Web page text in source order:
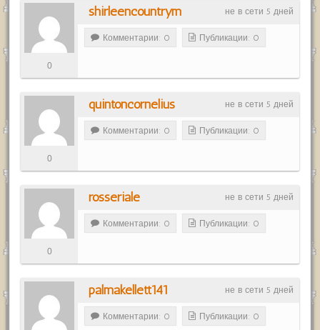
не в сети 5 дней
shirleencountrym
0
Комментарии: 0 Публикации: 0
не в сети 5 дней
quintoncornelius
0
Комментарии: 0 Публикации: 0
не в сети 5 дней
rosseriale
0
Комментарии: 0 Публикации: 0
не в сети 5 дней
palmakellett141
Комментарии: 0 Публикации: 0